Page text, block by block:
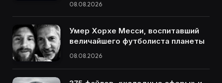
08.08.2026
Умер Хорхе Месси, воспитавший
величайшего футболиста планеты
08.08.2026